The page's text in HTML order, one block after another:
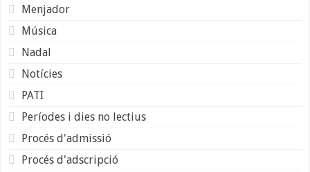
Menjador
Música
Nadal
Notícies
PATI
Períodes i dies no lectius
Procés d'admissió
Procés d'adscripció